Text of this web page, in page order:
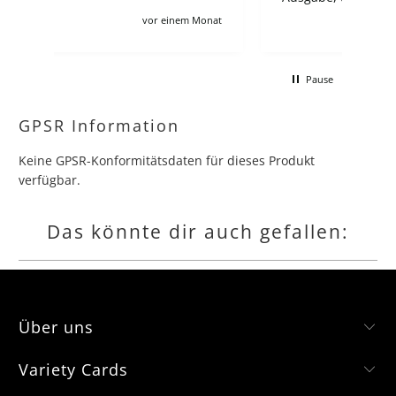
zahlt man 100€, wie auch für viele
Pause
GPSR Information
Keine GPSR-Konformitätsdaten für dieses Produkt
verfügbar.
Das könnte dir auch gefallen:
Über uns
Variety Cards